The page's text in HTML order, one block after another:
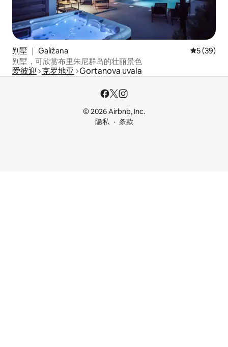
别墅 ｜ Galižana 平均评分
5 (39)
别墅，可欣赏布里朱尼群岛的壮丽景色
爱彼迎 克罗地亚 Gortanova uvala
© 2026 Airbnb, Inc.
隐私
条款